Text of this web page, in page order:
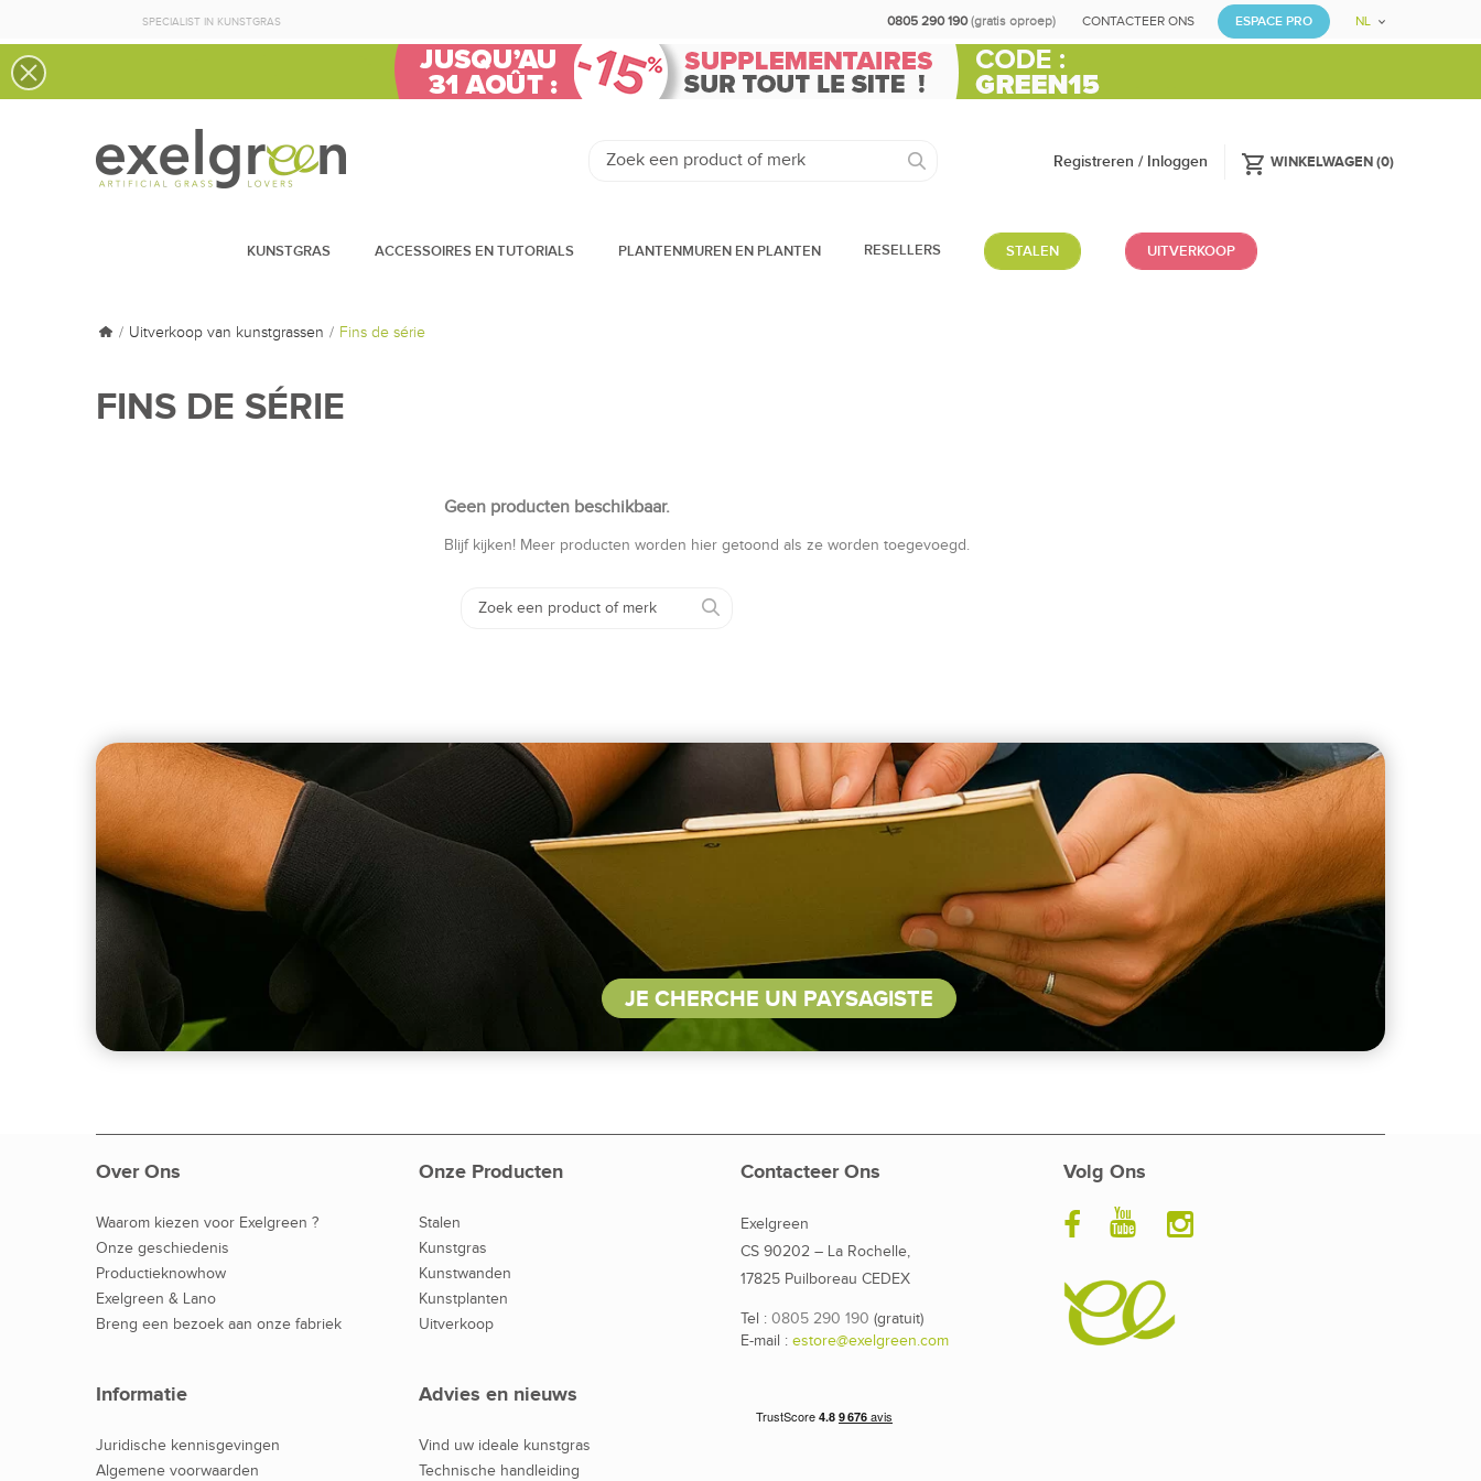
SPECIALIST IN KUNSTGRAS ESPACE PRO
CONTACTEER ONS
0805 290 190(gratis oproep) NL
shopping_cart WINKELWAGEN(0)
Registreren / Inloggen
KUNSTGRAS ACCESSOIRES EN TUTORIALS PLANTENMUREN EN PLANTEN RESELLERS STALEN UITVERKOOP
Uitverkoop van kunstgrassen Fins de série
FINS DE SÉRIE
Geen producten beschikbaar.
Blijf kijken! Meer producten worden hier getoond als ze worden toegevoegd.
JE CHERCHE UN PAYSAGISTE
Over Ons
Waarom kiezen voor Exelgreen ?
Onze geschiedenis
Productieknowhow
Exelgreen & Lano
Breng een bezoek aan onze fabriek
Onze Producten
Stalen
Kunstgras
Kunstwanden
Kunstplanten
Uitverkoop
Contacteer Ons
Exelgreen
CS 90202 – La Rochelle,
17825 Puilboreau CEDEX
Tel : 0805 290 190 (gratuit)
E-mail : estore@exelgreen.com
Volg Ons
Informatie
Juridische kennisgevingen
Algemene voorwaarden
Advies en nieuws
Vind uw ideale kunstgras
Technische handleiding